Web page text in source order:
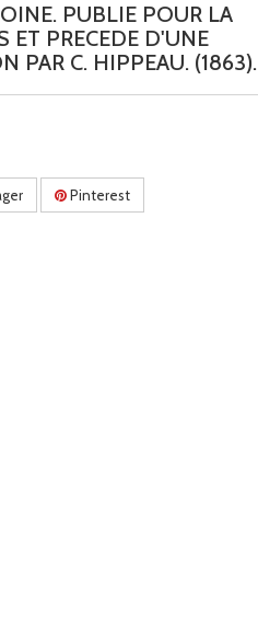
PUBLIE POUR LA
ET PRECEDE D'UNE
PAR C. HIPPEAU. (1863).
Pinterest